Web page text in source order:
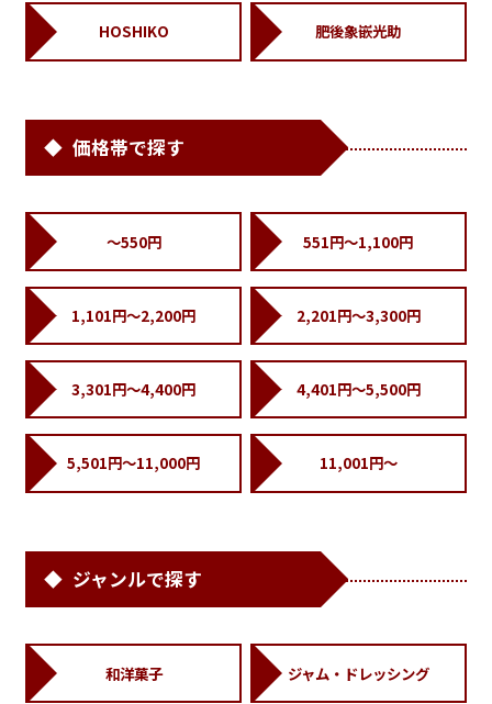
HOSHIKO 肥後象嵌光助
価格帯で探す
～550円 551円～1,100円
1,101円～2,200円 2,201円～3,300円
3,301円～4,400円 4,401円～5,500円
5,501円～11,000円 11,001円～
ジャンルで探す
和洋菓子 ジャム・ドレッシング